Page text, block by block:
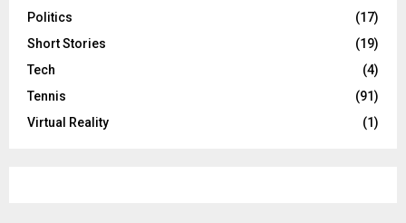
Politics
(17)
Short Stories
(19)
Tech
(4)
Tennis
(91)
Virtual Reality
(1)